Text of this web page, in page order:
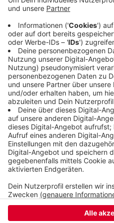
Fläche wird entsiegelt -
Spielfläche, auf der
gepflanzt werden. Und
Straße wird eine
andere Insekten angelegt.
Veröffentlicht:Freitag,
Anzeige